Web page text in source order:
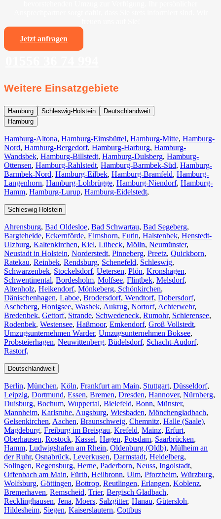
Jetzt anfragen
Weitere Einsatzgebiete
Hamburg Schleswig-Holstein
Deutschlandweit
Hamburg
Hamburg-Altona, Hamburg-Eimsbüttel, Hamburg-Mitte, Hamburg-
Nord, Hamburg-Bergedorf, Hamburg-Harburg, Hamburg-
Wandsbek, Hamburg-Billstedt, Hamburg-Dulsberg, Hamburg-
Ottensen, Hamburg-Rahlstedt, Hamburg-Barmbek-Süd, Hamburg-
Barmbek-Nord, Hamburg-Eilbek, Hamburg-Bramfeld, Hamburg-
Langenhorn, Hamburg-Lohbrügge, Hamburg-Niendorf, Hamburg-
Hamm, Hamburg-Lurup, Hamburg-Eidelstedt,
Schleswig-Holstein
Ahrensburg, Bad Oldesloe, Bad Schwartau, Bad Segeberg,
Bargteheide, Eckernförde, Elmshorn, Eutin, Halstenbek, Henstedt-
Ulzburg, Kaltenkirchen, Kiel, Lübeck, Mölln, Neumünster,
Neustadt in Holstein, Norderstedt, Pinneberg, Preetz, Quickborn,
Ratekau, Reinbek, Rendsburg, Schenefeld, Schleswig,
Schwarzenbek, Stockelsdorf, Uetersen, Plön, Kronshagen,
Schwentinental, Bordesholm, Molfsee, Flintbek, Melsdorf,
Altenholz, Heikendorf, Mönkeberg, Schönkirchen,
Dänischenhagen, Laboe, Brodersdorf, Wendtorf, Dobersdorf,
Ascheberg, Honigsee, Wasbek, Aukrug, Nortorf, Achterwehr,
Bredenbek, Gettorf, Strande, Schwedeneck, Rumohr, Schierensee,
Rodenbek, Westensee, Haßmoor, Emkendorf, Groß Vollstedt,
Umzugsunternehmen Warder, Umzugsunternehmen Boksee,
Probsteierhagen, Neuwittenberg, Büdelsdorf, Schacht-Audorf,
Rastorf,
Deutschlandweit
Berlin⁠, München, Köln⁠, Frankfurt am Main, Stuttgart, Düsseldorf,
Leipzig, Dortmund, Essen, Bremen, Dresden, Hannover, Nürnberg,
Duisburg⁠, Bochum, Wuppertal⁠, Bielefeld⁠, Bonn⁠, Münster⁠,
Mannheim, Karlsruhe, Augsburg, Wiesbaden⁠, Mönchengladbach⁠,
Gelsenkirchen⁠, Aachen⁠, Braunschweig, Chemnitz⁠, Halle (Saale)⁠,
Magdeburg, Freiburg im Breisgau⁠, Krefeld⁠, Mainz⁠, Erfurt,
Oberhausen⁠, Rostock⁠, Kassel⁠, Hagen, Potsdam, Saarbrücken⁠,
Hamm, Ludwigshafen am Rhein⁠, Oldenburg (Oldb), Mülheim an
der Ruhr, Osnabrück⁠, Leverkusen, Darmstadt⁠, Heidelberg,
Solingen, Regensburg, Herne⁠, Paderborn, Neuss, Ingolstadt,
Offenbach am Main, Fürth⁠, Heilbronn, Ulm⁠, Pforzheim, Würzburg,
Wolfsburg⁠, Göttingen, Bottrop, Reutlingen, Erlangen⁠, Koblenz,
Bremerhaven⁠, Remscheid, Trier⁠, Bergisch Gladbach,
Recklinghausen, Jena⁠, Moers⁠, Salzgitter⁠, Hanau, Gütersloh,
Hildesheim⁠, Siegen⁠, Kaiserslautern⁠, Cottbus⁠